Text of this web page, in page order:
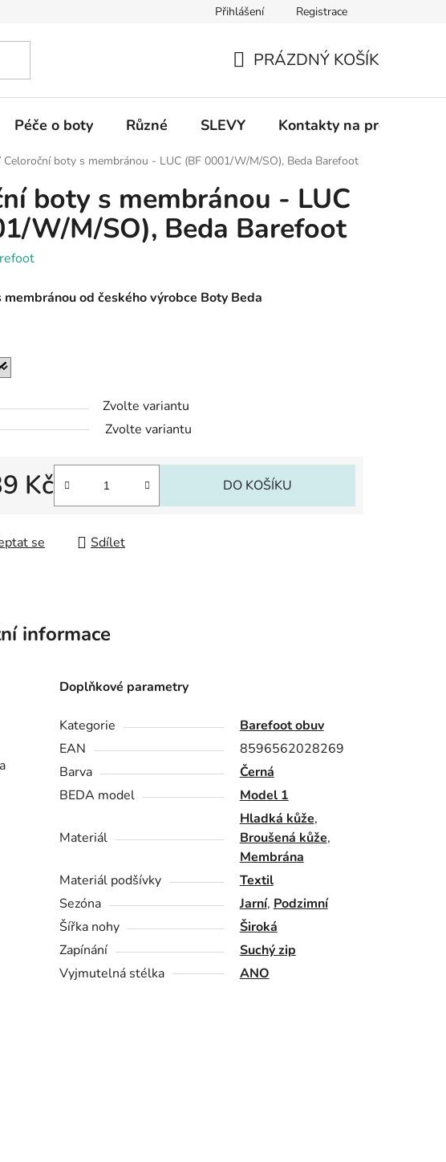
Informace k on-line platbám Odstoupení od
Přihlášení Registrace
KOŠÍK
PRÁZDNÝ KOŠÍK
Péče o boty Různé SLEVY Kontakty na prodejny
Celoroční boty s membránou - LUC (BF 0001/W/M/SO), Beda Barefoot
boty s membránou - LUC
W/M/SO), Beda Barefoot
membránou od českého výrobce Boty Beda
Zvolte variantu
Zvolte variantu
Kč DO KOŠÍKU
se Sdílet
informace
Doplňkové parametry
Kategorie
Barefoot obuv
EAN
8596562028269
Barva
Černá
BEDA model
Model 1
Materiál
Hladká kůže,
Broušená kůže,
Membrána
Materiál podšívky
Textil
Sezóna
Jarní, Podzimní
Šířka nohy
Široká
Zapínání
Suchý zip
Vyjmutelná stélka
ANO